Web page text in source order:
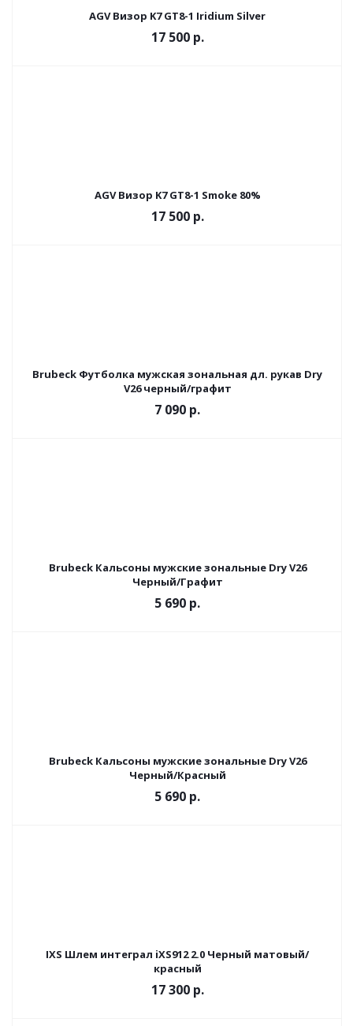
AGV Визор K7 GT8-1 Iridium Silver
17 500 р.
AGV Визор K7 GT8-1 Smoke 80%
17 500 р.
Brubeck Футболка мужская зональная дл. рукав Dry
V26 черный/графит
7 090 р.
Brubeck Кальсоны мужские зональные Dry V26
Черный/Графит
5 690 р.
Brubeck Кальсоны мужские зональные Dry V26
Черный/Красный
5 690 р.
IXS Шлем интеграл iXS912 2.0 Черный матовый/
красный
17 300 р.